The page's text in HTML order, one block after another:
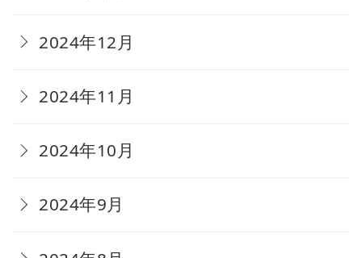
2024年12月
2024年11月
2024年10月
2024年9月